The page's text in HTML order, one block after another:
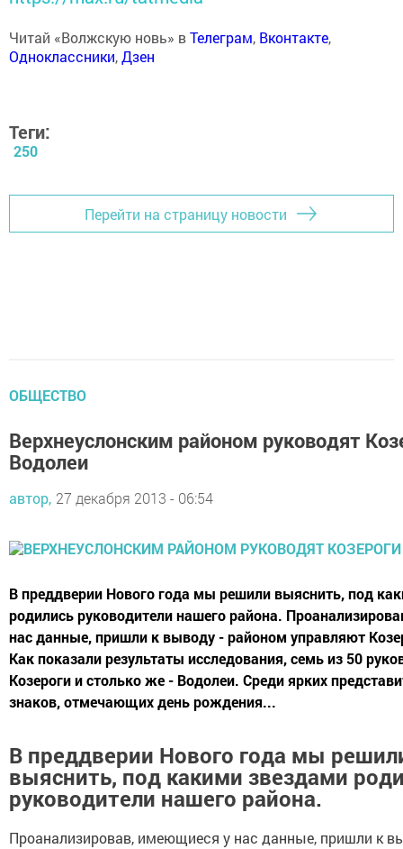
Читай «Волжскую новь» вТелеграм, Вконтакте,
Одноклассники,Дзен
Теги:
250
Перейти на страницу новости
ОБЩЕСТВО
Верхнеуслонским районом руководят
Водолеи
автор, 27 декабря 2013 - 06:54
В преддверии Нового года мы решили выяснить, под
родились руководители нашего района.
нас данные, пришли к выводу - районом управляют
Как показали результаты исследования, семь из 50
Козероги и столько же - Водолеи. Среди ярких
знаков, отмечающих день рождения...
В преддверии Нового года мы
выяснить, под какими звездами
руководители нашего района.
Проанализировав, имеющиеся у нас данные, пришли к